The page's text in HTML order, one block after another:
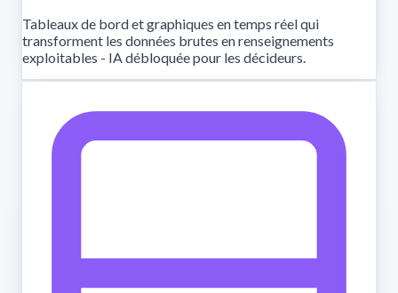
Tableaux de bord et graphiques en temps réel qui
transforment les données brutes en renseignements
exploitables - IA débloquée pour les décideurs.